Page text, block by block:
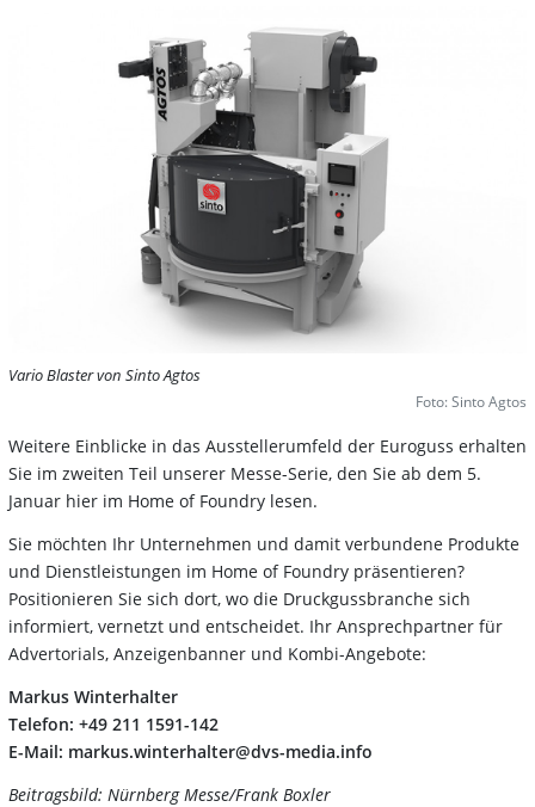
Vario Blaster von Sinto Agtos
Foto: Sinto Agtos
Weitere Einblicke in das Ausstellerumfeld der Euroguss erhalten
Sie im zweiten Teil unserer Messe-Serie, den Sie ab dem 5.
Januar hier im Home of Foundry lesen.
Sie möchten Ihr Unternehmen und damit verbundene Produkte
und Dienstleistungen im Home of Foundry präsentieren?
Positionieren Sie sich dort, wo die Druckgussbranche sich
informiert, vernetzt und entscheidet. Ihr Ansprechpartner für
Advertorials, Anzeigenbanner und Kombi-Angebote:
Markus Winterhalter
Telefon: +49 211 1591-142
E-Mail: markus.winterhalter@dvs-media.info
Beitragsbild: Nürnberg Messe/Frank Boxler